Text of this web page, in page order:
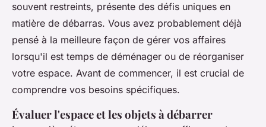
souvent restreints, présente des défis uniques en
matière de débarras. Vous avez probablement déjà
pensé à la meilleure façon de gérer vos affaires
lorsqu'il est temps de déménager ou de réorganiser
votre espace. Avant de commencer, il est crucial de
comprendre vos besoins spécifiques.
Évaluer l'espace et les objets à débarrer